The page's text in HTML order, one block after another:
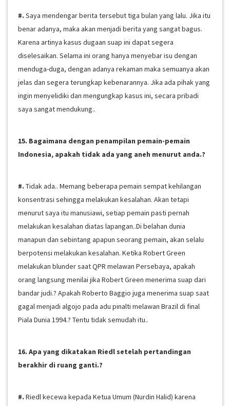
#. Saya mendengar berita tersebut tiga bulan yang lalu. Jika itu
benar adanya, maka akan menjadi berita yang sangat bagus.
Karena artinya kasus dugaan suap ini dapat segera
diselesaikan. Selama ini orang hanya menyebar isu dengan
menduga-duga, dengan adanya rekaman maka semuanya akan
jelas dan segera terungkap kebenarannya. Jika ada pihak yang
ingin menyelidiki dan mengungkap kasus ini, secara pribadi
saya sangat mendukung..
15. Bagaimana dengan penampilan pemain-pemain
Indonesia, apakah tidak ada yang aneh menurut anda.?
#. Tidak ada.. Memang beberapa pemain sempat kehilangan
konsentrasi sehingga melakukan kesalahan. Akan tetapi
menurut saya itu manusiawi, setiap pemain pasti pernah
melakukan kesalahan diatas lapangan..Di belahan dunia
manapun dan sebintang apapun seorang pemain, akan selalu
berpotensi melakukan kesalahan. Ketika Robert Green
melakukan blunder saat QPR melawan Persebaya, apakah
orang langsung menilai jika Robert Green menerima suap dari
bandar judi.? Apakah Roberto Baggio juga menerima suap saat
gagal menjadi algojo pada adu pinalti melawan Brazil di final
Piala Dunia 1994.? Tentu tidak semudah itu..
16. Apa yang dikatakan Riedl setelah pertandingan
berakhir di ruang ganti.?
#. Riedl kecewa kepada Ketua Umum (Nurdin Halid) karena